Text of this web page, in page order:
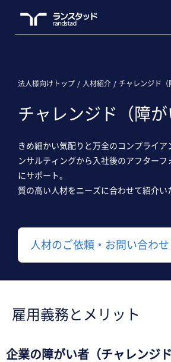
法人様向けトップ 人材紹介 チャレンジド（
チャレンジド（障が
きめ細かい気配りと万全のコンプライア
ンサルティングから入社後のアフター
にサポート。
質の高い人材をニーズに合わせて紹介い
人材のご依頼・お問い合わせ
雇用義務とメリット
企業の障がい者（チャレンジ
WorkforceBiz
ブログTOP
活用事例
よくあるご質問
人材のご依頼ご相談